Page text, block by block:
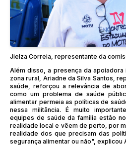
Jielza Correia, representante da
Além disso, a presença da apoiadora
zona rural, Ariadne da Silva Santos,
saúde, reforçou a relevância de
como um problema de saúde
alimentar permeia as políticas de
nessa militância. É muito
equipes de saúde da família estão
realidade local e vêem de perto, por
realidade dos que precisam das
segurança alimentar ou não", explicou